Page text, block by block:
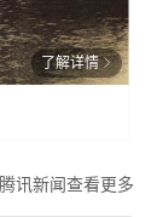
了解详情
讯新闻查看更多